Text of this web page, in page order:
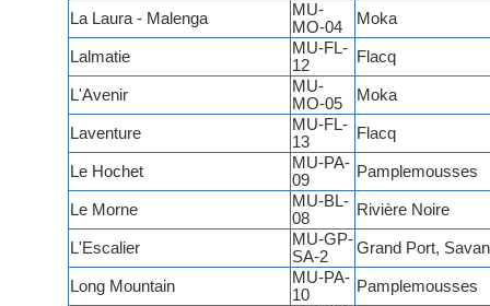
La Laura - Malenga
MU-
MO-04
Moka
Lalmatie
MU-FL-
12
Flacq
L'Avenir
MU-
MO-05
Moka
Laventure
MU-FL-
13
Flacq
Le Hochet
MU-PA-
09
Pamplemousses
Le Morne
MU-BL-
08
Rivière Noire
L'Escalier
MU-GP-
SA-2
Grand Port,
Long Mountain
MU-PA-
10
Pamplemousses